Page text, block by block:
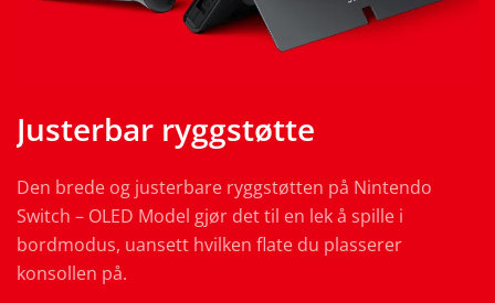
Justerbar ryggstøtte
Den brede og justerbare ryggstøtten på Nintendo
Switch – OLED Model gjør det til en lek å spille i
bordmodus, uansett hvilken flate du plasserer
konsollen på.